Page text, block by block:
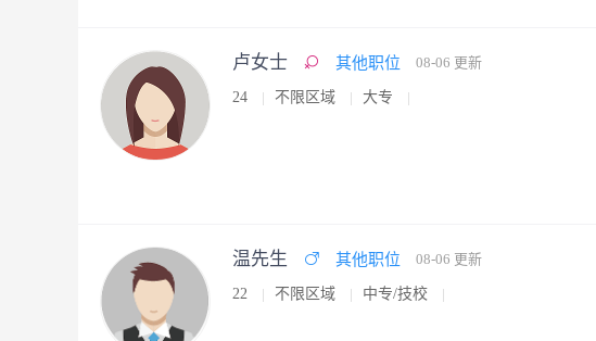
卢女士 其他职位 08-06 更新
24 不限区域 大专
温先生 其他职位 08-06 更新
22 不限区域 中专/技校